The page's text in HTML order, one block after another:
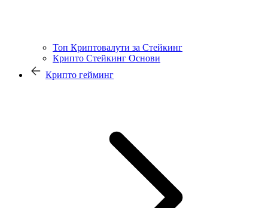
Топ Криптовалути за Стейкинг
Крипто Стейкинг Основи
Крипто гейминг